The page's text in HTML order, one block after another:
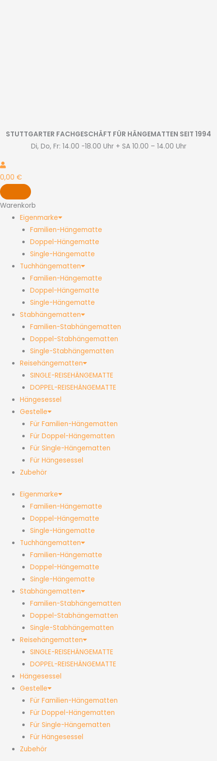
STUTTGARTER FACHGESCHÄFT FÜR HÄNGEMATTEN SEIT 1994
Di, Do, Fr: 14.00 -18.00 Uhr + SA 10.00 – 14.00 Uhr
0,00 €
Warenkorb
Eigenmarke
Familien-Hängematte
Doppel-Hängematte
Single-Hängematte
Tuchhängematten
Familien-Hängematte
Doppel-Hängematte
Single-Hängematte
Stabhängematten
Familien-Stabhängematten
Doppel-Stabhängematten
Single-Stabhängematten
Reisehängematten
SINGLE-REISEHÄNGEMATTE
DOPPEL-REISEHÄNGEMATTE
Hängesessel
Gestelle
Für Familien-Hängematten
Für Doppel-Hängematten
Für Single-Hängematten
Für Hängesessel
Zubehör
Eigenmarke
Familien-Hängematte
Doppel-Hängematte
Single-Hängematte
Tuchhängematten
Familien-Hängematte
Doppel-Hängematte
Single-Hängematte
Stabhängematten
Familien-Stabhängematten
Doppel-Stabhängematten
Single-Stabhängematten
Reisehängematten
SINGLE-REISEHÄNGEMATTE
DOPPEL-REISEHÄNGEMATTE
Hängesessel
Gestelle
Für Familien-Hängematten
Für Doppel-Hängematten
Für Single-Hängematten
Für Hängesessel
Zubehör